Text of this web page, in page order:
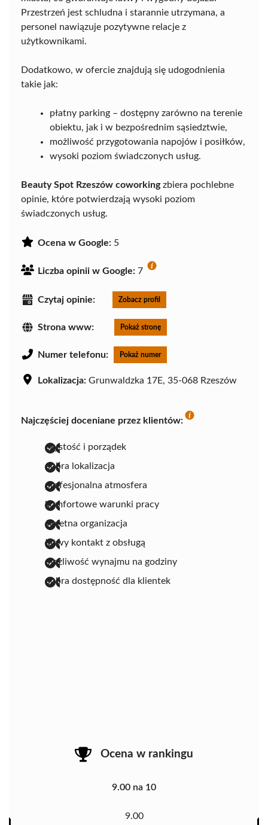
Przestrzeń jest schludna i starannie utrzymana, a
personel nawiązuje pozytywne relacje z
użytkownikami.
Dodatkowo, w ofercie znajdują się udogodnienia
takie jak:
płatny parking – dostępny zarówno na terenie
obiektu, jak i w bezpośrednim sąsiedztwie,
możliwość przygotowania napojów i posiłków,
wysoki poziom świadczonych usług.
Beauty Spot Rzeszów coworkingzbiera pochlebne
opinie, które potwierdzają wysoki poziom
świadczonych usług.
Ocena w Google: 5
Liczba opinii w Google: 7
Czytaj opinie: Zobacz profil
Strona www: Pokaż stronę
Numer telefonu: Pokaż numer
Lokalizacja: Grunwaldzka 17E, 35-068 Rzeszów
Najczęściej doceniane przez klientów:
czystość i porządek
dobra lokalizacja
profesjonalna atmosfera
komfortowe warunki pracy
świetna organizacja
łatwy kontakt z obsługą
możliwość wynajmu na godziny
dobra dostępność dla klientek
Ocena w rankingu
9.00 na 10
9.00